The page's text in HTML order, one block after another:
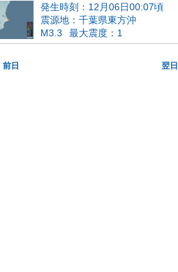
発生時刻：12月06日00:07頃
震源地：千葉県東方沖
M3.3
最大震度：1
前日 翌日